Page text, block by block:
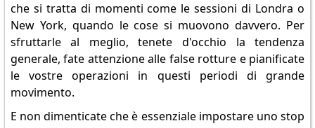
che si tratta di momenti come le sessioni di Londra o
New York, quando le cose si muovono davvero. Per
sfruttarle al meglio, tenete d'occhio la tendenza
generale, fate attenzione alle false rotture e pianificate
le vostre operazioni in questi periodi di grande
movimento.
E non dimenticate che è essenziale impostare uno stop